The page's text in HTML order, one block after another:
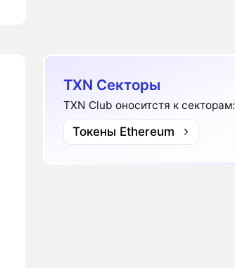
TXN Секторы
TXN Club оноситстя к секторам:
Токены Ethereum